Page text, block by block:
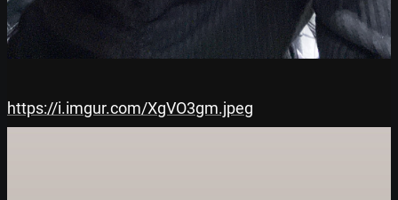
https://i.imgur.com/XgVO3gm.jpeg